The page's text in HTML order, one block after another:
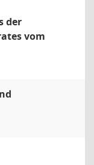
der
vom